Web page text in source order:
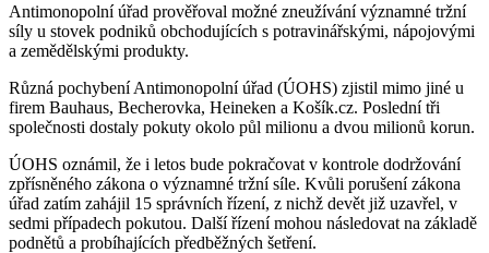
Antimonopolní úřad prověřoval možné zneužívání významné tržní
síly u stovek podniků obchodujících s potravinářskými, nápojovými
a zemědělskými produkty.
Různá pochybení Antimonopolní úřad (ÚOHS) zjistil mimo jiné u
firem Bauhaus, Becherovka, Heineken a Košík.cz. Poslední tři
společnosti dostaly pokuty okolo půl milionu a dvou milionů korun.
ÚOHS oznámil, že i letos bude pokračovat v kontrole dodržování
zpřísněného zákona o významné tržní síle. Kvůli porušení zákona
úřad zatím zahájil 15 správních řízení, z nichž devět již uzavřel, v
sedmi případech pokutou. Další řízení mohou následovat na základě
podnětů a probíhajících předběžných šetření.